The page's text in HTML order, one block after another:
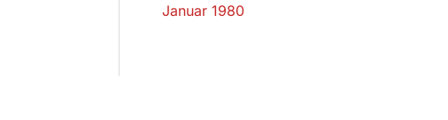
Januar 1980